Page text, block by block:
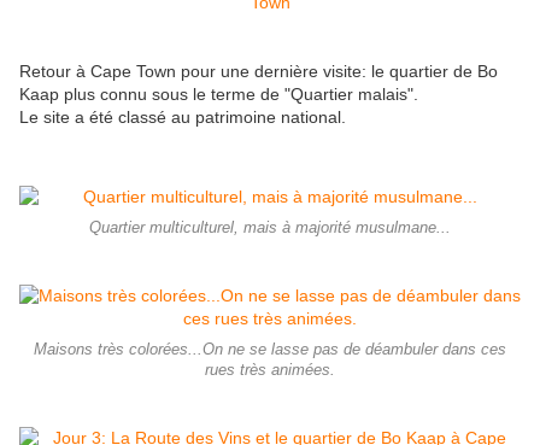
Retour à Cape Town pour une dernière visite: le quartier de Bo
Kaap plus connu sous le terme de "Quartier malais".
Le site a été classé au patrimoine national.
Quartier multiculturel, mais à majorité musulmane...
Maisons très colorées...On ne se lasse pas de déambuler dans ces
rues très animées.